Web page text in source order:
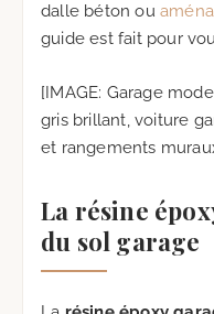
dalle béton ou
guide est fait pour
[IMAGE: Garage
gris brillant, voiture
et rangements
La résine
du sol garage